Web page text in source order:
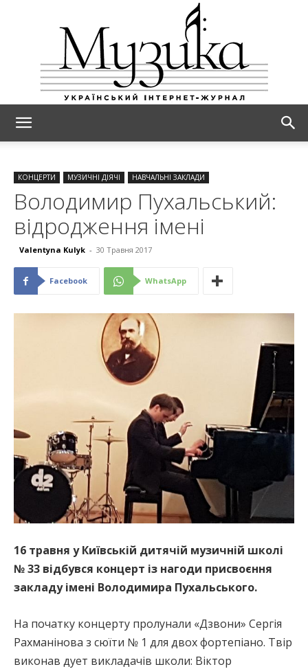
КОНЦЕРТИ МУЗИЧНІ ДІЯЧІ НАВЧАЛЬНІ ЗАКЛАДИ
Володимир Пухальський:
відродження імені
Valentyna Kulyk - 30 Травня 2017
Facebook WhatsApp
16 травня у Київській дитячій музичній школі
№33 відбувся концерт із нагоди присвоєння
закладу імені Володимира Пухальського.
На початку концерту пролунали «Дзвони» Сергія
Рахманінова з сюїти № 1 для двох фортепіано. Твір
виконав дует викладачів школи: Віктор